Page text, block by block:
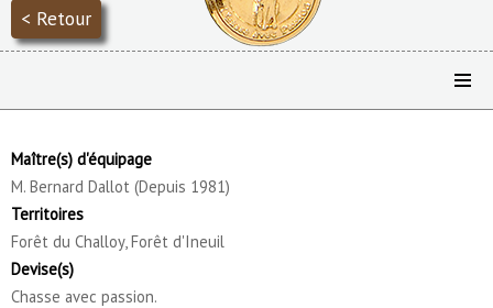
< Retour
Maître(s) d'équipage
M. Bernard Dallot (Depuis 1981)
Territoires
Forêt du Challoy, Forêt d'Ineuil
Devise(s)
Chasse avec passion.